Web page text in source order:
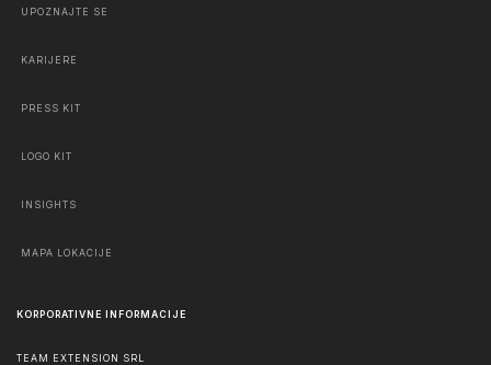
UPOZNAJTE SE
KARIJERE
PRESS KIT
LOGO KIT
INSIGHTS
MAPA LOKACIJE
KORPORATIVNE INFORMACIJE
TEAM EXTENSION SRL